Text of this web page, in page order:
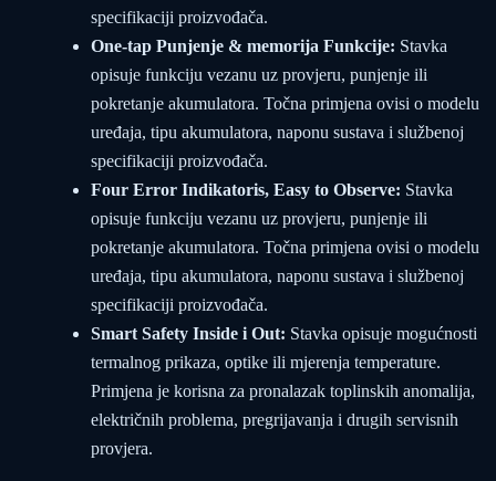
specifikaciji proizvođača.
One-tap Punjenje & memorija Funkcije: Stavka
opisuje funkciju vezanu uz provjeru, punjenje ili
pokretanje akumulatora. Točna primjena ovisi o modelu
uređaja, tipu akumulatora, naponu sustava i službenoj
specifikaciji proizvođača.
Four Error Indikatoris, Easy to Observe: Stavka
opisuje funkciju vezanu uz provjeru, punjenje ili
pokretanje akumulatora. Točna primjena ovisi o modelu
uređaja, tipu akumulatora, naponu sustava i službenoj
specifikaciji proizvođača.
Smart Safety Inside i Out: Stavka opisuje mogućnosti
termalnog prikaza, optike ili mjerenja temperature.
Primjena je korisna za pronalazak toplinskih anomalija,
električnih problema, pregrijavanja i drugih servisnih
provjera.